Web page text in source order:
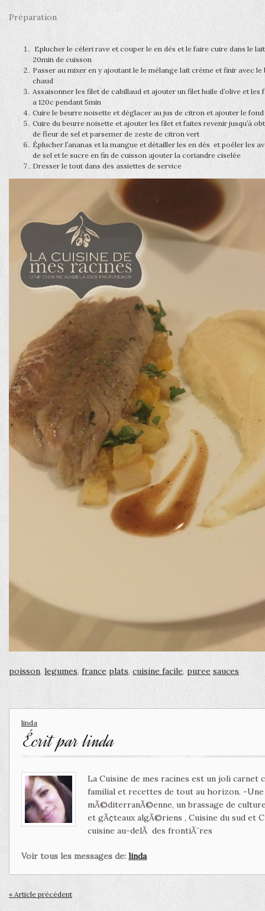
Préparation
Eplucher le céleri rave et couper le en dès et le faire cuire dans le
20min de cuisson
Passer au mixer en y ajoutant le le mélange lait crème et finir avec
chaud
Assaisonner les filet de cabillaud et ajouter un filet huile d’olive et
a 120c pendant 5min
Cuire le beurre noisette et déglacer au jus de citron et ajouter le
Cuire du beurre noisette et ajouter les filet et faites revenir jusqu’à
de fleur de sel et parsemer de zeste de citron vert
Éplucher l’ananas et la mangue et détailler les en dès et poêler les
de sel et le sucre en fin de cuisson ajouter la coriandre ciselée
Dresser le tout dans des assiettes de service
poisson, legumes, france plats, cuisine facile, puree sauces
linda
Écrit parlinda
La Cuisine de mes racines est un joli
familial et recettes de tout au horizon. -
mÃ©diterranÃ©enne, un brassage de
et gÃ¢teaux algÃ©riens , Cuisine du sud et
cuisine au-delÃ des frontiÃ¨res
Voir tous les messages de: linda
« Article précédent